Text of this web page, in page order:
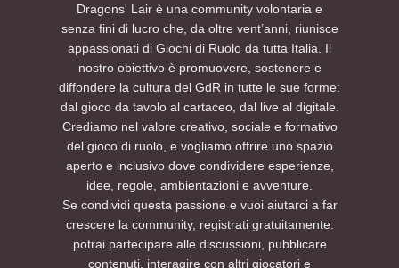
Dragons' Lair è una community volontaria e
senza fini di lucro che, da oltre vent’anni, riunisce
appassionati di Giochi di Ruolo da tutta Italia. Il
nostro obiettivo è promuovere, sostenere e
diffondere la cultura del GdR in tutte le sue forme:
dal gioco da tavolo al cartaceo, dal live al digitale.
Crediamo nel valore creativo, sociale e formativo
del gioco di ruolo, e vogliamo offrire uno spazio
aperto e inclusivo dove condividere esperienze,
idee, regole, ambientazioni e avventure.
Se condividi questa passione e vuoi aiutarci a far
crescere la community, registrati gratuitamente:
potrai partecipare alle discussioni, pubblicare
contenuti, interagire con altri giocatori e